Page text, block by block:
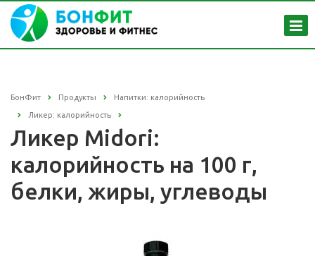
БонФит Продукты Напитки: калорийность
Ликер: калорийность
Ликер Midori:
калорийность на 100 г,
белки, жиры, углеводы